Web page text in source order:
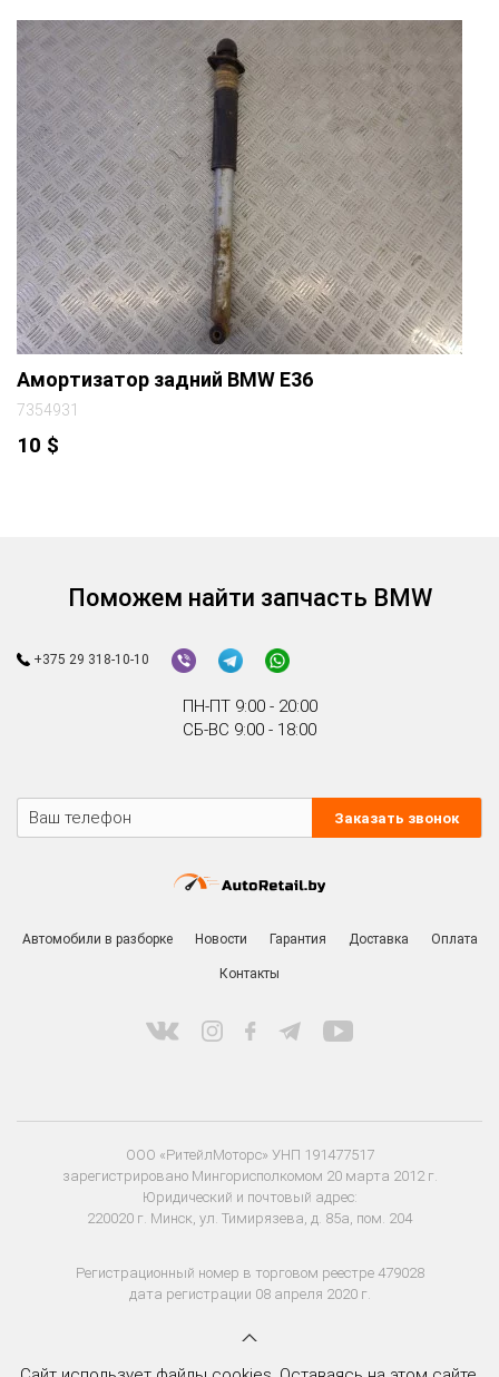
Амортизатор задний BMW E36
7354931
10 $
Поможем найти запчасть BMW
+375 29 318-10-10
ПН-ПТ 9:00 - 20:00
СБ-ВС 9:00 - 18:00
Заказать звонок
Автомобили в разборке Новости Гарантия Доставка Оплата
Контакты
ООО «РитейлМоторс» УНП 191477517
зарегистрировано Мингорисполкомом 20 марта 2012 г.
Юридический и почтовый адрес:
220020 г. Минск, ул. Тимирязева, д. 85а, пом. 204
Регистрационный номер в торговом реестре 479028
дата регистрации 08 апреля 2020 г.